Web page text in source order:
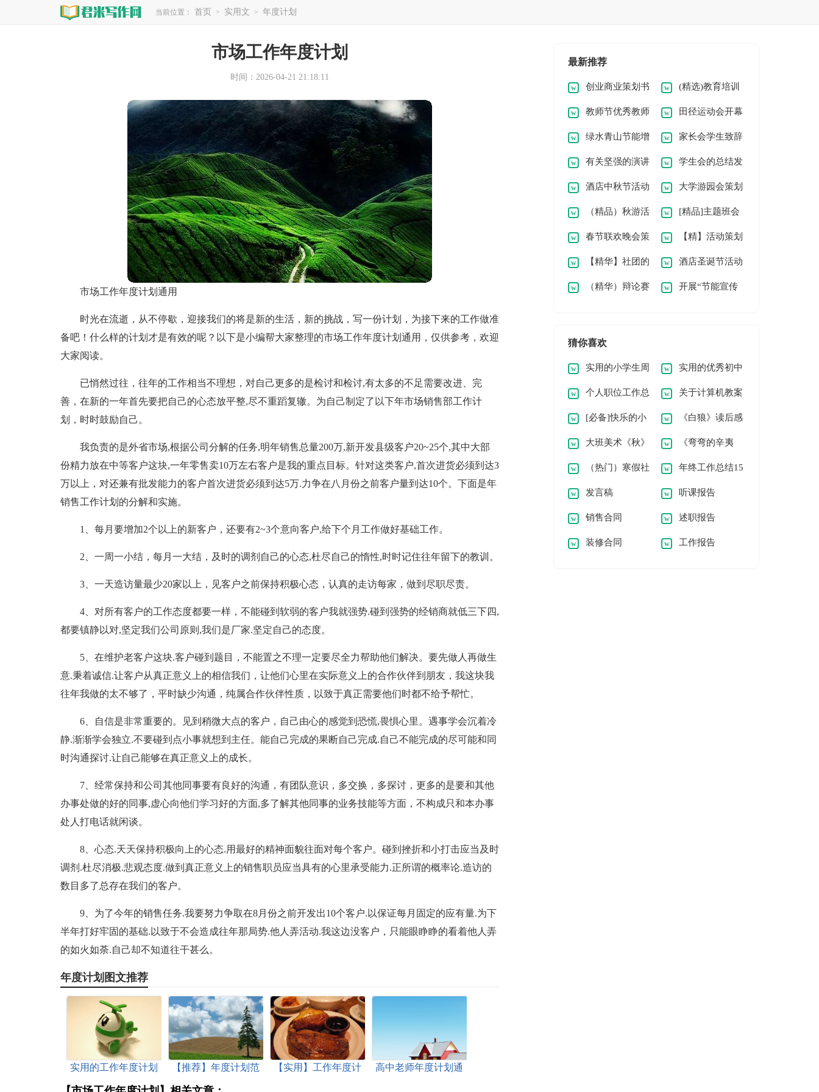
当前位置： 首页 > 实用文 > 年度计划
市场工作年度计划
时间：2026-04-21 21:18:11
市场工作年度计划通用
时光在流逝，从不停歇，迎接我们的将是新的生活，新的挑战，写一份计划，为接下来的工作做准
备吧！什么样的计划才是有效的呢？以下是小编帮大家整理的市场工作年度计划通用，仅供参考，欢迎
大家阅读。
已悄然过往，往年的工作相当不理想，对自己更多的是检讨和检讨,有太多的不足需要改进、完
善，在新的一年首先要把自己的心态放平整,尽不重蹈复辙。为自己制定了以下年市场销售部工作计
划，时时鼓励自己。
我负责的是外省市场,根据公司分解的任务,明年销售总量200万,新开发县级客户20~25个,其中大部
份精力放在中等客户这块,一年零售卖10万左右客户是我的重点目标。针对这类客户,首次进货必须到达3
万以上，对还兼有批发能力的客户首次进货必须到达5万.力争在八月份之前客户量到达10个。下面是年
销售工作计划的分解和实施。
1、每月要增加2个以上的新客户，还要有2~3个意向客户,给下个月工作做好基础工作。
2、一周一小结，每月一大结，及时的调剂自己的心态,杜尽自己的惰性,时时记住往年留下的教训。
3、一天造访量最少20家以上，见客户之前保持积极心态，认真的走访每家，做到尽职尽责。
4、对所有客户的工作态度都要一样，不能碰到软弱的客户我就强势.碰到强势的经销商就低三下四,
都要镇静以对,坚定我们公司原则,我们是厂家.坚定自己的态度。
5、在维护老客户这块.客户碰到题目，不能置之不理一定要尽全力帮助他们解决。要先做人再做生
意.秉着诚信.让客户从真正意义上的相信我们，让他们心里在实际意义上的合作伙伴到朋友，我这块我
往年我做的太不够了，平时缺少沟通，纯属合作伙伴性质，以致于真正需要他们时都不给予帮忙。
6、自信是非常重要的。见到稍微大点的客户，自己由心的感觉到恐慌,畏惧心里。遇事学会沉着冷
静.渐渐学会独立.不要碰到点小事就想到主任。能自己完成的果断自己完成.自己不能完成的尽可能和同
时沟通探讨.让自己能够在真正意义上的成长。
7、经常保持和公司其他同事要有良好的沟通，有团队意识，多交换，多探讨，更多的是要和其他
办事处做的好的同事,虚心向他们学习好的方面,多了解其他同事的业务技能等方面，不构成只和本办事
处人打电话就闲谈。
8、心态.天天保持积极向上的心态.用最好的精神面貌往面对每个客户。碰到挫折和小打击应当及时
调剂.杜尽消极.悲观态度.做到真正意义上的销售职员应当具有的心里承受能力.正所谓的概率论.造访的
数目多了总存在我们的客户。
9、为了今年的销售任务.我要努力争取在8月份之前开发出10个客户.以保证每月固定的应有量.为下
半年打好牢固的基础.以致于不会造成往年那局势.他人弄活动.我这边没客户，只能眼睁睁的看着他人弄
的如火如荼.自己却不知道往干甚么。
年度计划图文推荐
实用的工作年度计划
【推荐】年度计划范
【实用】工作年度计
高中老师年度计划通
最新推荐
创业商业策划书
范本
(精选)教育培训
机构策划书
教师节优秀教师
代表发言稿
田径运动会开幕
式校长致辞
绿水青山节能增
效小学生演讲稿
家长会学生致辞
（合集12篇）
有关坚强的演讲
稿
学生会的总结发
言稿范文（通用7
篇）
酒店中秋节活动
策划书
大学游园会策划
书
（精品）秋游活
动策划书
[精品]主题班会
活动策划书
春节联欢晚会策
划书
【精】活动策划
书
【精华】社团的
联谊活动策划书
酒店圣诞节活动
策划书
（精华）辩论赛 开展“节能宣传
猜你喜欢
实用的小学生周
记[常用6篇]
实用的优秀初中
作文400字集合9篇
个人职位工作总
结
关于计算机教案
汇编10篇
[必备]快乐的小
学作文
《白狼》读后感
8篇
大班美术《秋》
教案
《弯弯的辛夷
花》读后感
（热门）寒假社
会实践报告
年终工作总结15
篇
发言稿 听课报告
销售合同 述职报告
装修合同 工作报告